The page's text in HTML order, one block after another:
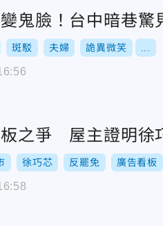
鬼臉！台中暗巷
斑駁 夫婦 詭異微笑
之爭 屋主證明徐
徐巧芯 反罷免 廣告看板